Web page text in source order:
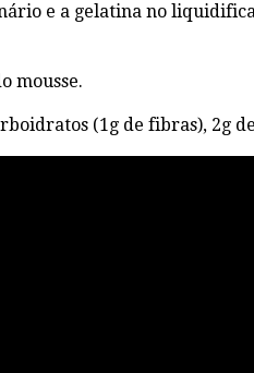
e a gelatina no
mousse.
(1g de fibras), 2g